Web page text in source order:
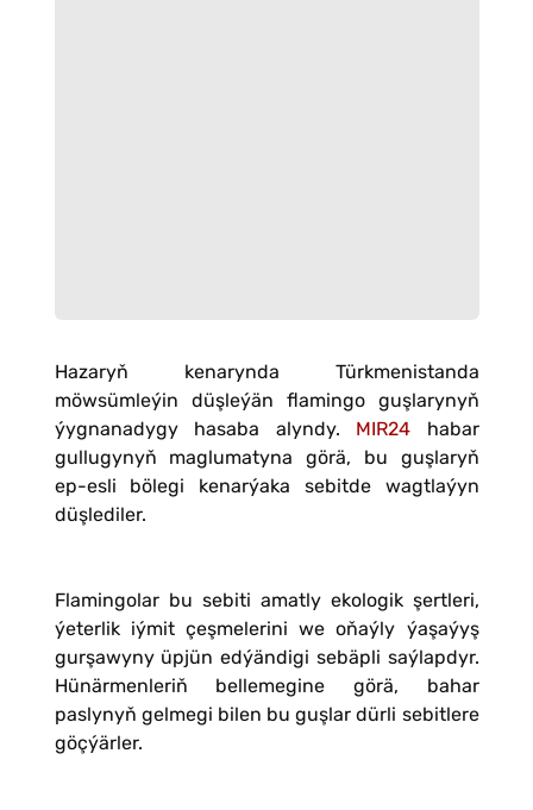
Hazaryň kenarynda Türkmenistanda
möwsümleýin düşleýän flamingo guşlarynyň
ýygnanadygy hasaba alyndy. MIR24 habar
gullugynyň maglumatyna görä, bu guşlaryň
ep-esli bölegi kenarýaka sebitde wagtlaýyn
düşlediler.
Flamingolar bu sebiti amatly ekologik şertleri,
ýeterlik iýmit çeşmelerini we oňaýly ýaşaýyş
gurşawyny üpjün edýändigi sebäpli saýlapdyr.
Hünärmenleriň bellemegine görä, bahar
paslynyň gelmegi bilen bu guşlar dürli sebitlere
göçýärler.